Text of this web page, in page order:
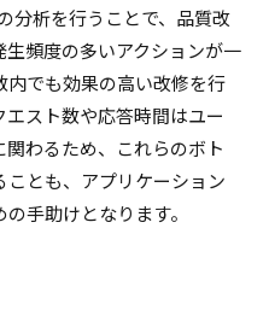
分析を行うことで、品質改
頻度の多いアクションが一
内でも効果の高い改修を行
スト数や応答時間はユー
わるため、これらのボト
とも、アプリケーション
手助けとなります。